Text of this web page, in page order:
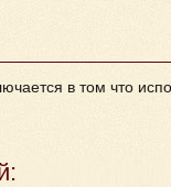
в том что